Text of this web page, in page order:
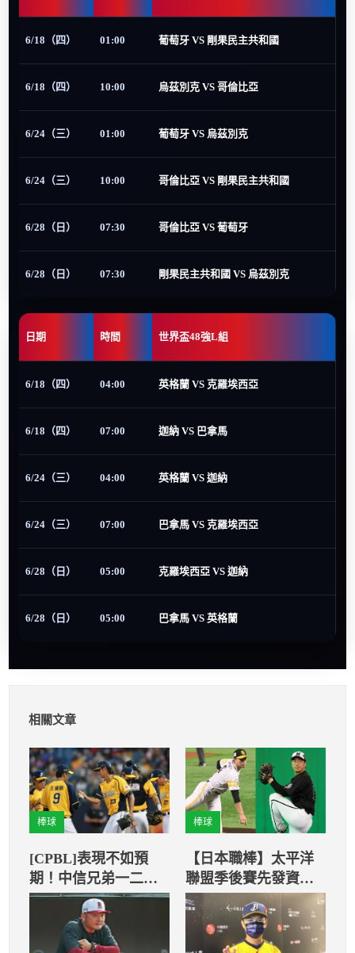
6/18（四） 01:00 葡萄牙 VS 剛果民主共和國
6/18（四） 10:00 烏茲別克 VS 哥倫比亞
6/24（三） 01:00 葡萄牙 VS 烏茲別克
6/24（三） 10:00 哥倫比亞 VS 剛果民主共和國
6/28（日） 07:30 哥倫比亞 VS 葡萄牙
6/28（日） 07:30 剛果民主共和國 VS 烏茲別克
日期 時間 世界盃48強L組
6/18（四） 04:00 英格蘭 VS 克羅埃西亞
6/18（四） 07:00 迦納 VS 巴拿馬
6/24（三） 04:00 英格蘭 VS 迦納
6/24（三） 07:00 巴拿馬 VS 克羅埃西亞
6/28（日） 05:00 克羅埃西亞 VS 迦納
6/28（日） 05:00 巴拿馬 VS 英格蘭
相關文章
棒球
[CPBL]表現不如預
期！中信兄弟一二軍
同時墊底
棒球
【日本職棒】太平洋
聯盟季後賽先發資訊
與陣容分析